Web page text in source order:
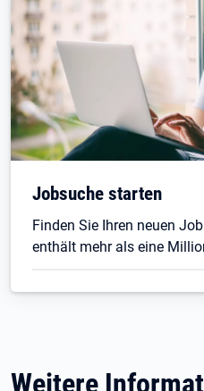
Jobsuche starten
Finden Sie Ihren neuen
enthält mehr als eine
Weitere